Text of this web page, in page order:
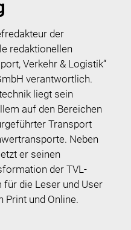
der
redaktionellen
Verkehr & Logistik“
verantwortlich.
liegt sein
auf den Bereichen
Transport
Neben
er seinen
der TVL-
für die Leser und User
Print und Online.